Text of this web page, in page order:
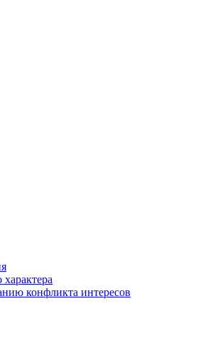
конфликта интересов